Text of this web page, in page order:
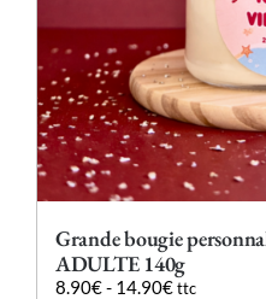
Grande bougie
ADULTE 140g
8.90€- 14.90€ ttc